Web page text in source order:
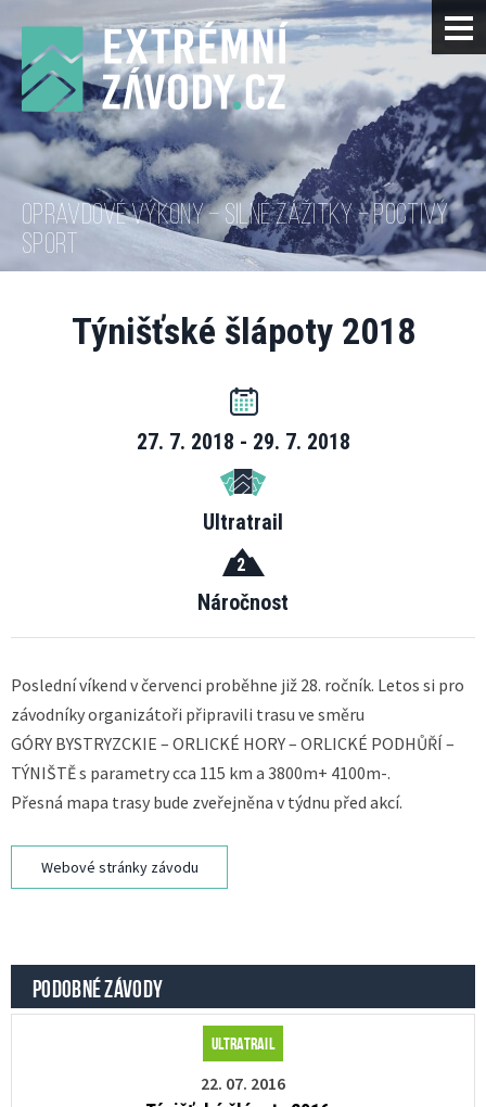
OPRAVDOVÉ VÝKONY – SILNÉ ZÁŽITKY – POCTIVÝ
SPORT
Týnišťské šlápoty 2018
27. 7. 2018 - 29. 7. 2018
Ultratrail
2
Náročnost
Poslední víkend v červenci proběhne již 28. ročník. Letos si pro
závodníky organizátoři připravili trasu ve směru
GÓRY BYSTRYZCKIE – ORLICKÉ HORY – ORLICKÉ PODHŮŘÍ –
TÝNIŠTĚ s parametry cca 115 km a 3800m+ 4100m-.
Přesná mapa trasy bude zveřejněna v týdnu před akcí.
Webové stránky závodu
PODOBNÉ ZÁVODY
Ultratrail
22. 07. 2016